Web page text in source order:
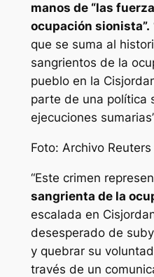
manos de “las
ocupación sionista”.
que se suma al
sangrientos de la
pueblo en la
parte de una política
ejecuciones
Foto: Archivo Reuters
“Este crimen
sangrienta de la
escalada en
desesperado de
y quebrar su
través de un